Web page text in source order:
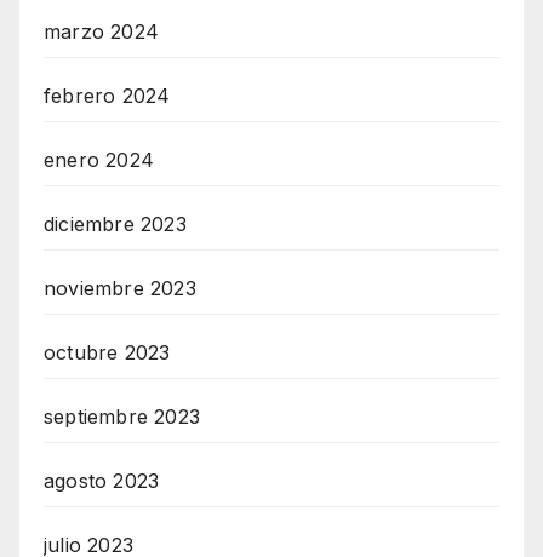
marzo 2024
febrero 2024
enero 2024
diciembre 2023
noviembre 2023
octubre 2023
septiembre 2023
agosto 2023
julio 2023